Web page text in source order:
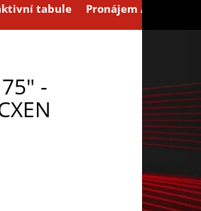
tabule Pronájem AV
-